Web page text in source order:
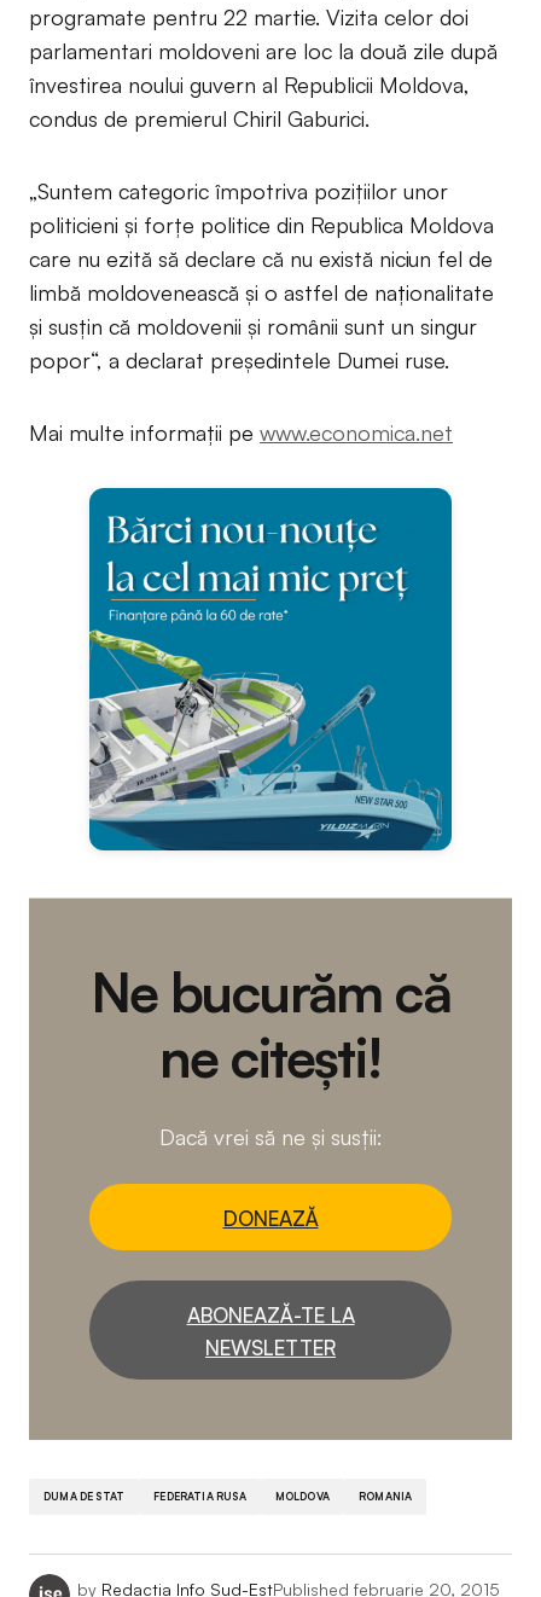
programate pentru 22 martie. Vizita celor doi
parlamentari moldoveni are loc la două zile după
învestirea noului guvern al Republicii Moldova,
condus de premierul Chiril Gaburici.
„Suntem categoric împotriva poziţiilor unor
politicieni şi forţe politice din Republica Moldova
care nu ezită să declare că nu există niciun fel de
limbă moldovenească şi o astfel de naţionalitate
şi susţin că moldovenii şi românii sunt un singur
popor“, a declarat preşedintele Dumei ruse.
Mai multe informații pe www.economica.net
Ne bucurăm că
ne citești!
Dacă vrei să ne și susții:
DONEAZĂ
ABONEAZĂ-TE LA
NEWSLETTER
DUMA DE STAT FEDERATIA RUSA MOLDOVA ROMANIA
by Redactia Info Sud-EstPublished februarie 20, 2015